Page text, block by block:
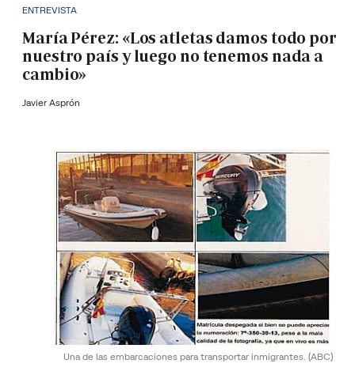
ENTREVISTA
María Pérez: «Los atletas damos todo por
nuestro país y luego no tenemos nada a
cambio»
Javier Asprón
Una de las embarcaciones para transportar inmigrantes. (ABC)